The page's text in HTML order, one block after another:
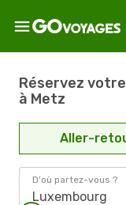
Réservez
à Metz
Aller-
D'où partez-vous ?
Luxembourg